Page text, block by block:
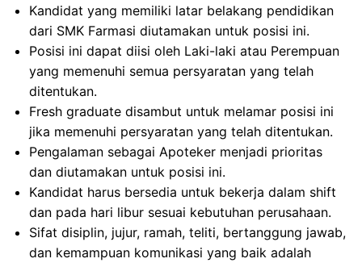
Kandidat yang memiliki latar belakang pendidikan
dari SMK Farmasi diutamakan untuk posisi ini.
Posisi ini dapat diisi oleh Laki-laki atau Perempuan
yang memenuhi semua persyaratan yang telah
ditentukan.
Fresh graduate disambut untuk melamar posisi ini
jika memenuhi persyaratan yang telah ditentukan.
Pengalaman sebagai Apoteker menjadi prioritas
dan diutamakan untuk posisi ini.
Kandidat harus bersedia untuk bekerja dalam shift
dan pada hari libur sesuai kebutuhan perusahaan.
Sifat disiplin, jujur, ramah, teliti, bertanggung jawab,
dan kemampuan komunikasi yang baik adalah